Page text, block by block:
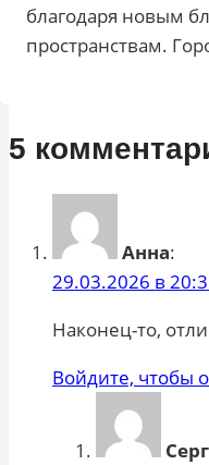
благодаря новым
пространствам.
5
Анна:
29.03.2026 в
Наконец-то,
Войдите, чтобы